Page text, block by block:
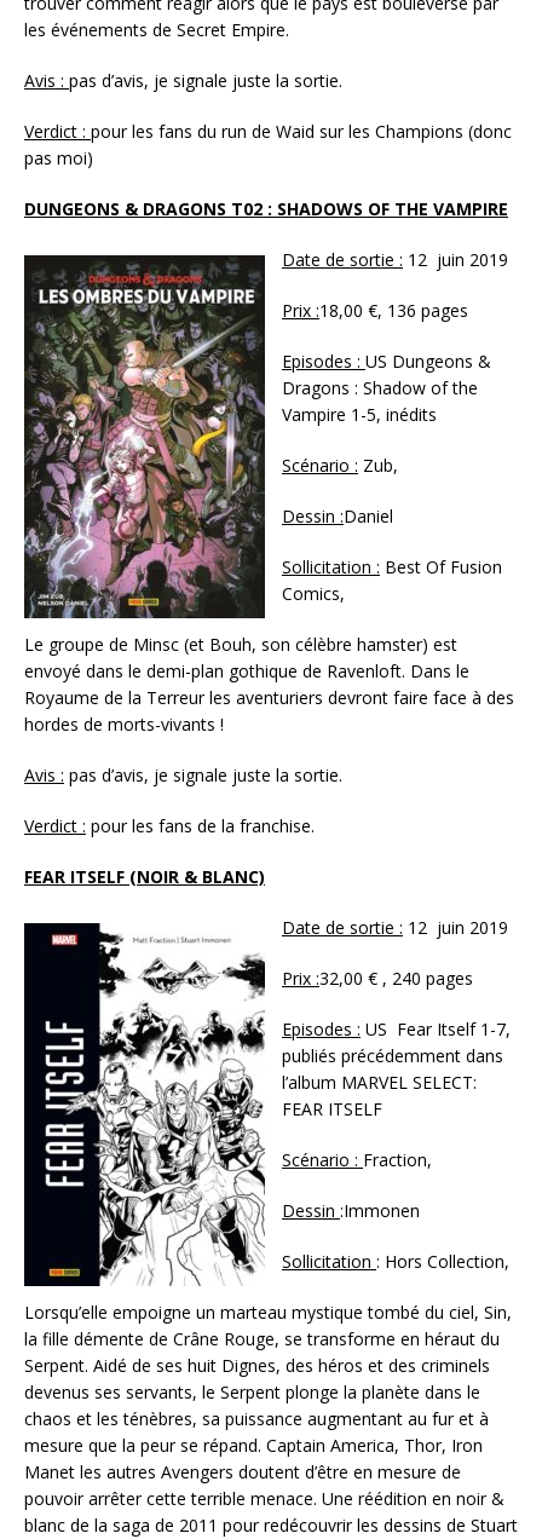
les événements de Secret Empire.
Avis : pas d’avis, je signale juste la sortie.
Verdict : pour les fans du run de Waid sur les Champions (donc
pas moi)
DUNGEONS & DRAGONS T02 : SHADOWS OF THE VAMPIRE
Date de sortie : 12 juin 2019
Prix :18,00 €, 136 pages
Episodes : US Dungeons &
Dragons : Shadow of the
Vampire 1-5, inédits
Scénario : Zub,
Dessin :Daniel
Sollicitation : Best Of Fusion
Comics,
Le groupe de Minsc (et Bouh, son célèbre hamster) est
envoyé dans le demi-plan gothique de Ravenloft. Dans le
Royaume de la Terreur les aventuriers devront faire face à des
hordes de morts-vivants !
Avis : pas d’avis, je signale juste la sortie.
Verdict : pour les fans de la franchise.
FEAR ITSELF (NOIR & BLANC)
Date de sortie : 12 juin 2019
Prix :32,00 € , 240 pages
Episodes : US Fear Itself 1-7,
publiés précédemment dans
l’album MARVEL SELECT:
FEAR ITSELF
Scénario : Fraction,
Dessin :Immonen
Sollicitation : Hors Collection,
Lorsqu’elle empoigne un marteau mystique tombé du ciel, Sin,
la fille démente de Crâne Rouge, se transforme en héraut du
Serpent. Aidé de ses huit Dignes, des héros et des criminels
devenus ses servants, le Serpent plonge la planète dans le
chaos et les ténèbres, sa puissance augmentant au fur et à
mesure que la peur se répand. Captain America, Thor, Iron
Manet les autres Avengers doutent d’être en mesure de
pouvoir arrêter cette terrible menace. Une réédition en noir &
blanc de la saga de 2011 pour redécouvrir les dessins de Stuart